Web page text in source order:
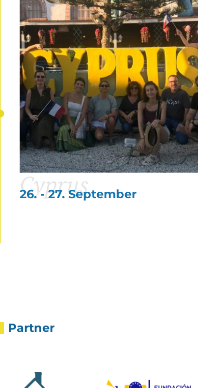
26. - 27. September
Cyprus
Partner